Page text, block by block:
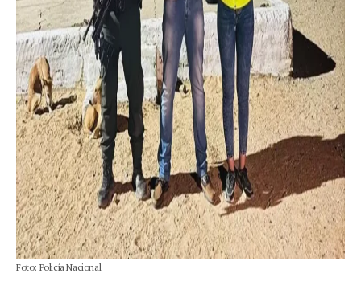
Foto: Policía Nacional